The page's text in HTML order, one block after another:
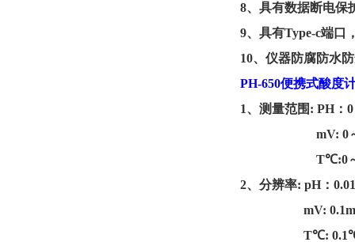
8、 具有数据断电保
9、 具有Type-c端口
10、 仪器防腐防水
PH-650便携式酸度
1、 测量范围 : PH ： 0
mV: 0
T℃:0
2、 分辨率: pH ： 0.01
mV:
T℃: 0.1